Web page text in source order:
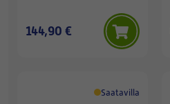
144,90 €
Saatavilla